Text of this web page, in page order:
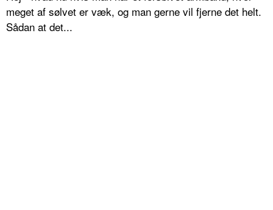
meget af sølvet er væk, og man gerne vil fjerne det helt.
Sådan at det...